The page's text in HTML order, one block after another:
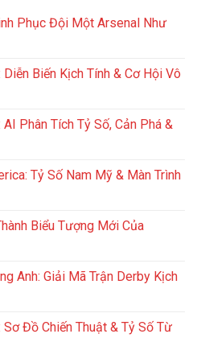
Phục Đội Một Arsenal Như
Biến Kịch Tính & Cơ Hội Vô
Phân Tích Tỷ Số, Cản Phá &
Tỷ Số Nam Mỹ & Màn Trình
Biểu Tượng Mới Của
Anh: Giải Mã Trận Derby Kịch
Đồ Chiến Thuật & Tỷ Số Từ